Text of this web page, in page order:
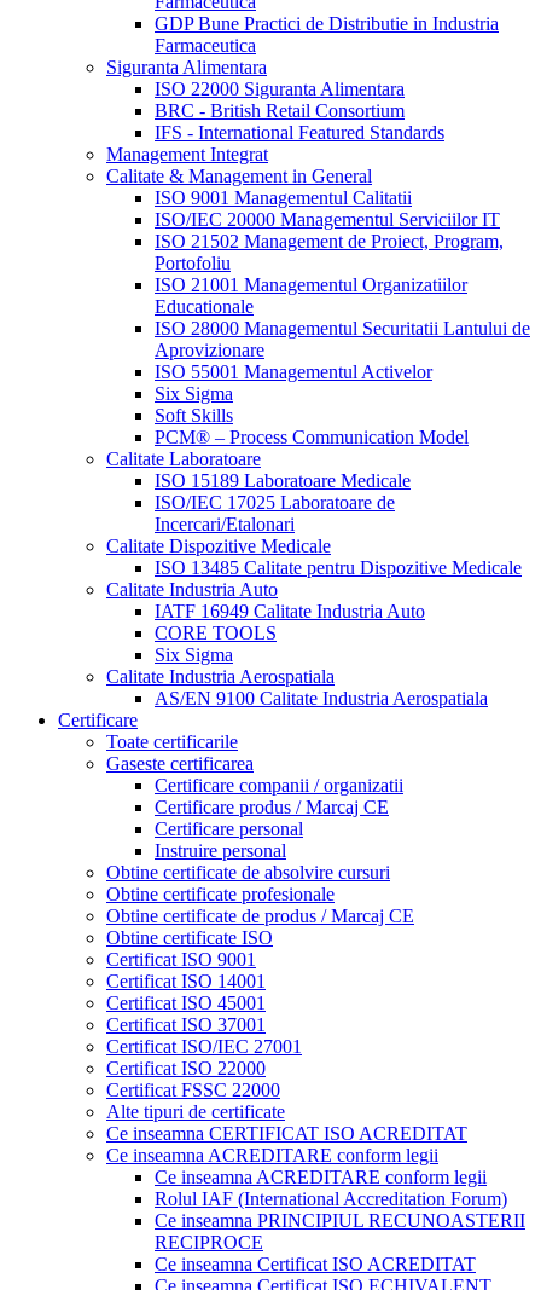
GDP Bune Practici de Distributie in Industria
Farmaceutica
Siguranta Alimentara
ISO 22000 Siguranta Alimentara
BRC - British Retail Consortium
IFS - International Featured Standards
Management Integrat
Calitate & Management in General
ISO 9001 Managementul Calitatii
ISO/IEC 20000 Managementul Serviciilor IT
ISO 21502 Management de Proiect, Program,
Portofoliu
ISO 21001 Managementul Organizatiilor
Educationale
ISO 28000 Managementul Securitatii Lantului de
Aprovizionare
ISO 55001 Managementul Activelor
Six Sigma
Soft Skills
PCM® – Process Communication Model
Calitate Laboratoare
ISO 15189 Laboratoare Medicale
ISO/IEC 17025 Laboratoare de
Incercari/Etalonari
Calitate Dispozitive Medicale
ISO 13485 Calitate pentru Dispozitive Medicale
Calitate Industria Auto
IATF 16949 Calitate Industria Auto
CORE TOOLS
Six Sigma
Calitate Industria Aerospatiala
AS/EN 9100 Calitate Industria Aerospatiala
Certificare
Toate certificarile
Gaseste certificarea
Certificare companii / organizatii
Certificare produs / Marcaj CE
Certificare personal
Instruire personal
Obtine certificate de absolvire cursuri
Obtine certificate profesionale
Obtine certificate de produs / Marcaj CE
Obtine certificate ISO
Certificat ISO 9001
Certificat ISO 14001
Certificat ISO 45001
Certificat ISO 37001
Certificat ISO/IEC 27001
Certificat ISO 22000
Certificat FSSC 22000
Alte tipuri de certificate
Ce inseamna CERTIFICAT ISO ACREDITAT
Ce inseamna ACREDITARE conform legii
Ce inseamna ACREDITARE conform legii
Rolul IAF (International Accreditation Forum)
Ce inseamna PRINCIPIUL RECUNOASTERII
RECIPROCE
Ce inseamna Certificat ISO ACREDITAT
Ce inseamna Certificat ISO ECHIVALENT